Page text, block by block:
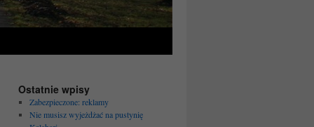
Ostatnie wpisy
Zabezpieczone: reklamy
Nie musisz wyjeżdżać na pustynię